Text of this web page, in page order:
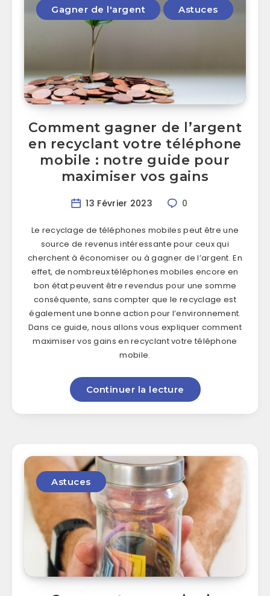
Gagner de l'argent Astuces
Comment gagner de l’argent
en recyclant votre téléphone
mobile : notre guide pour
maximiser vos gains
13 Février 2023 0
Le recyclage de téléphones mobiles peut être une
source de revenus intéressante pour ceux qui
cherchent à économiser ou à gagner de l’argent. En
effet, de nombreux téléphones mobiles encore en
bon état peuvent être revendus pour une somme
conséquente, sans compter que le recyclage est
également une bonne action pour l’environnement.
Dans ce guide, nous allons vous expliquer comment
maximiser vos gains en recyclant votre téléphone
mobile.
Continuer la lecture
Astuces